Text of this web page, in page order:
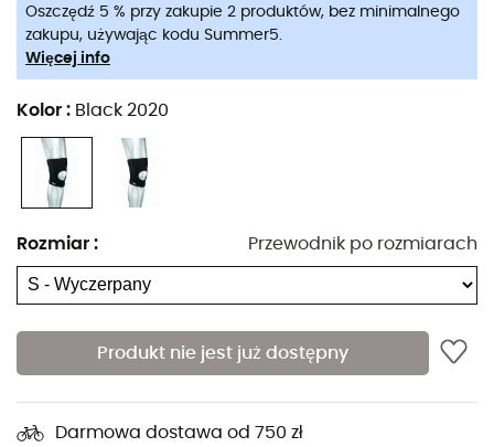
Oszczędź 5 % przy zakupie 2 produktów, bez minimalnego
zakupu, używając kodu Summer5.
Więcej info
Kolor : Black 2020
Rozmiar : Przewodnik po rozmiarach
Produkt nie jest już dostępny
Darmowa dostawa od 750 zł
strony skóry, co zapewnia dużą miękkość w dotyku. Jej
ekstra-płaskie szwy są niewyczuwalne i jeszcze bardziej
poprawiają komfort podczas ruchu.
Jest zalecana w przypadku
Charakterystyka
Stabilizuje i prowadzi rzepkę,
Utrzymanie więzadeł bocznych,
Wbudowana wentylacja,
Swoboda ruchu,
Regulowane zapięcie,